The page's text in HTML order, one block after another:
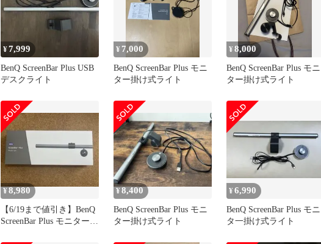
¥7,999
BenQ ScreenBar Plus USB
デスクライト
¥ 7,000
BenQ ScreenBar Plus モニ
ター掛け式ライト
¥8,000
BenQ ScreenBar Plus モニ
ター掛け式ライト
¥8,980
【6/19まで値引き】BenQ
ScreenBar Plus モニターラ
¥8,400
BenQ ScreenBar Plus モニ
ター掛け式ライト
¥6,990
BenQ ScreenBar Plus モニ
タ一掛け式ライト